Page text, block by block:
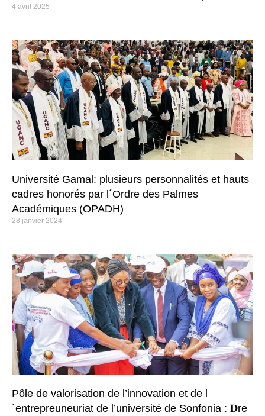
4 avril 2025
Université Gamal: plusieurs personnalités et hauts
cadres honorés par l´Ordre des Palmes
Académiques (OPADH)
28 janvier 2024
Pôle de valorisation de l’innovation et de l
´entrepreuneuriat de l’université de Sonfonia : 𝐃re